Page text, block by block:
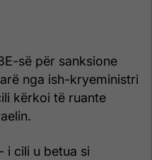
së për sanksione
nga ish-kryeministri
kërkoi të ruante
i cili u betua si